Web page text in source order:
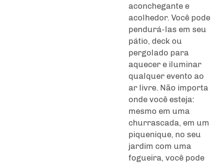
aconchegante e
acolhedor. Você pode
pendurá-las em seu
pátio, deck ou
pergolado para
aquecer e iluminar
qualquer evento ao
ar livre. Não importa
onde você esteja:
mesmo em uma
churrascada, em um
piquenique, no seu
jardim com uma
fogueira, você pode